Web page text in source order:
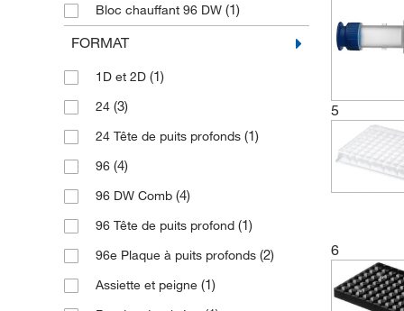
Bloc chauffant 96 DW (1)
Bloc chauffant 96 KF
Bloc chauffant matriciel
Bloc chauffant à plaque PCR
Bloc de chauffage 24
(1)
Capsule à bande d’élution
Cartouche
(1)
Combi Pack
(1)
Combi Tête
(1)
Convertisseur de tension
Instrument d’extraction des acides
FORMAT
1D et 2D (1)
24 (3)
24 Tête de puits profonds (1)
96 (4)
96 DW Comb (4)
96 Tête de puits profond (1)
96e Plaque à puits profonds (2)
Assiette et peigne (1)
5
6